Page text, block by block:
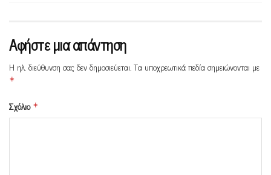
Αφήστε μια απάντηση
Η ηλ. διεύθυνση σας δεν δημοσιεύεται.Τα υποχρεωτικά πεδία σημειώνονται με
*
Σχόλιο *